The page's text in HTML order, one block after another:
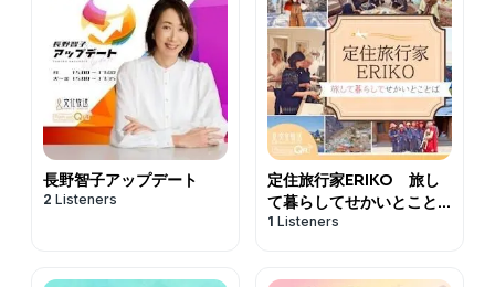
長野智子アップデート
2 Listeners
定住旅行家ERIKO 旅し
て暮らしてせかいとこと
ば
1 Listeners